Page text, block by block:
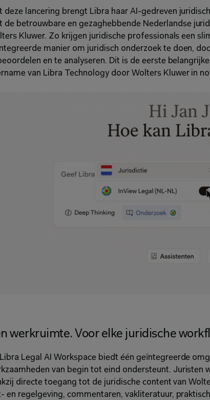
deze lancering brengt Libra haar AI-gedreven
de betrouwbare en gezaghebbende Nederlandse
Kluwer. Zo krijgen juridische professionals een
manier om juridisch onderzoek te doen,
en te analyseren. Dit is de eerste
van Libra Technology door Wolters Kluwer in
werkruimte. Voor elke juridische
Legal AI Workspace biedt één geïntegreerde
van begin tot eind ondersteunt. Juristen
directe toegang tot de juridische content van
en regelgeving, commentaren, vakliteratuur,